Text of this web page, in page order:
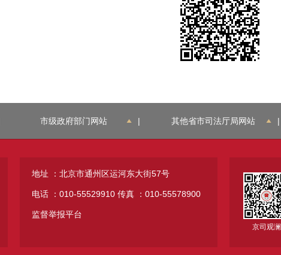
市级政府部门网站 | 其他省市司法厅局网站 |
地址 ：北京市通州区运河东大街57号
电话 ：010-55529910 传真 ：010-55578900
监督举报平台
京司观澜